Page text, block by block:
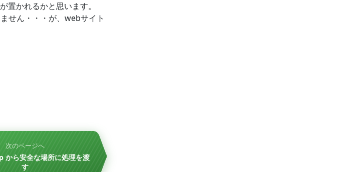
かれるかと思います。
せん・・・が、webサイト
次のページへ
から安全な場所に処理を渡
す